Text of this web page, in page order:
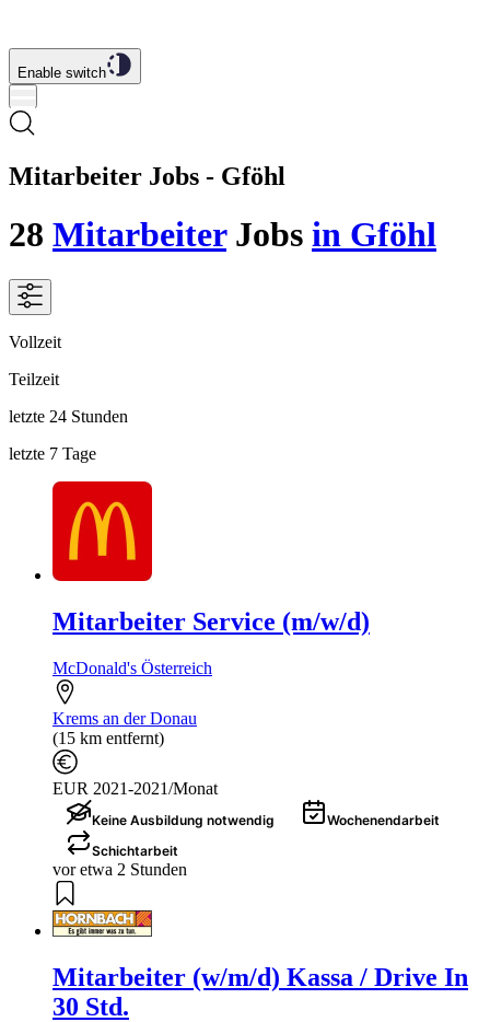
Enable switch
Mitarbeiter Jobs - Gföhl
28 MitarbeiterJobs in Gföhl
Vollzeit
Teilzeit
letzte 24 Stunden
letzte 7 Tage
Mitarbeiter Service (m/w/d)
McDonald's Österreich
Krems an der Donau
(15 km entfernt)
EUR 2021-2021/Monat
Keine Ausbildung notwendig
Wochenendarbeit
Schichtarbeit
vor etwa 2 Stunden
Mitarbeiter (w/m/d) Kassa / Drive In
30 Std.